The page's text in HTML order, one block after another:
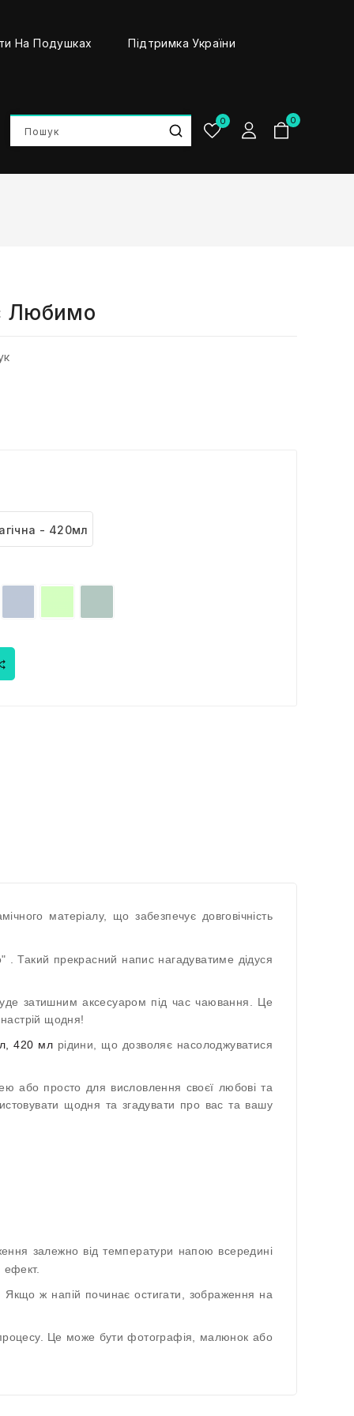
На Подушках Підтримка України
0
0
Любимо
- 420мл
матеріалу, що забезпечує довговічність
Такий прекрасний напис нагадуватиме дідуся
затишним аксесуаром під час чаювання. Це
щодня!
420 мл рідини, що дозволяє насолоджуватися
або просто для висловлення своєї любові та
щодня та згадувати про вас та вашу
залежно від температури напою всередині
ефект.
ж напій починає остигати, зображення на
процесу. Це може бути фотографія, малюнок або